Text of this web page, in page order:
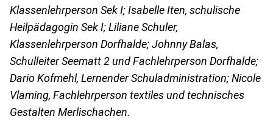
Klassenlehrperson Sek I; Isabelle Iten, schulische
Heilpädagogin Sek I; Liliane Schuler,
Klassenlehrperson Dorfhalde; Johnny Balas,
Schulleiter Seematt 2 und Fachlehrperson Dorfhalde;
Dario Kofmehl, Lernender Schuladministration; Nicole
Vlaming, Fachlehrperson textiles und technisches
Gestalten Merlischachen.